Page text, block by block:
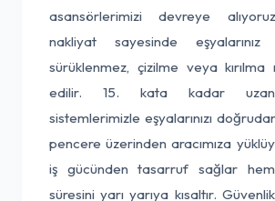
asansörlerimizi devreye
nakliyat sayesinde
sürüklenmez, çizilme veya kırılma
edilir. 15. kata kadar
sistemlerimizle eşyalarınızı
pencere üzerinden aracımıza
iş gücünden tasarruf sağlar
süresini yarı yarıya kısaltır.